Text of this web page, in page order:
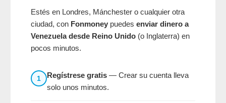
Estés en Londres, Mánchester o cualquier otra
ciudad, con Fonmoney puedes enviar dinero a
Venezuela desde Reino Unido (o Inglaterra) en
pocos minutos.
1 Regístrese gratis — Crear su cuenta lleva
solo unos minutos.